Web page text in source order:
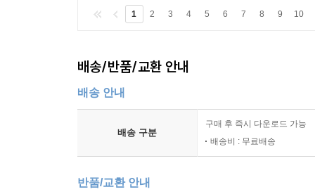
1 2 3 4 5 6 7 8 9 10
배송/반품/교환 안내
배송 안내
배송 구분
구매 후 즉시 다운로드 가능
배송비 : 무료배송
반품/교환 안내